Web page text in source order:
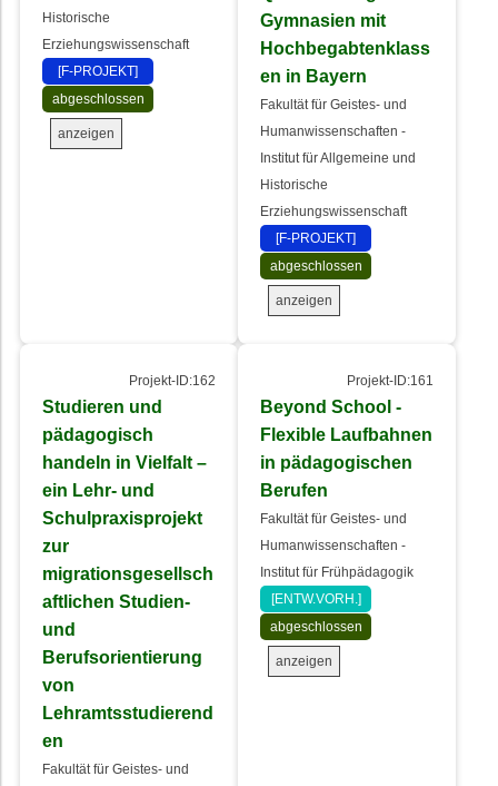
Historische
Erziehungswissenschaft
[F-PROJEKT]
abgeschlossen
anzeigen
Gymnasien mit
Hochbegabtenklass
en in Bayern
Fakultät für Geistes- und
Humanwissenschaften -
Institut für Allgemeine und
Historische
Erziehungswissenschaft
[F-PROJEKT]
abgeschlossen
anzeigen
Projekt-ID:162
Studieren und
pädagogisch
handeln in Vielfalt –
ein Lehr- und
Schulpraxisprojekt
zur
migrationsgesellsch
aftlichen Studien-
und
Berufsorientierung
von
Lehramtsstudierend
en
Fakultät für Geistes- und
Projekt-ID:161
Beyond School -
Flexible Laufbahnen
in pädagogischen
Berufen
Fakultät für Geistes- und
Humanwissenschaften -
Institut für Frühpädagogik
[ENTW.VORH.]
abgeschlossen
anzeigen